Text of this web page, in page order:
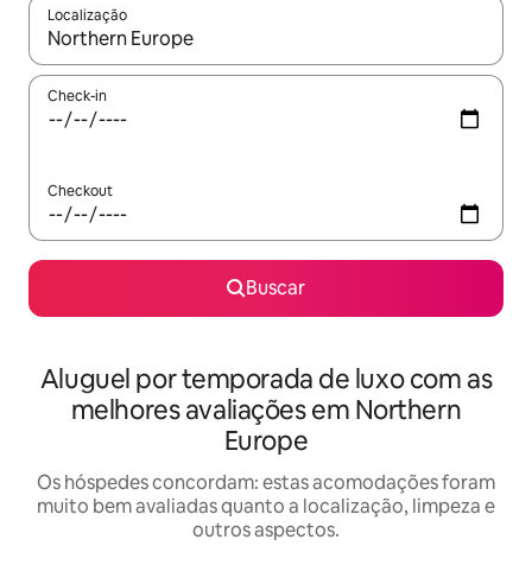
Localização
Quando os resultados estiverem disponíveis, explore-os
Check-in
Checkout
Buscar
Aluguel por temporada de luxo com as
melhores avaliações em Northern
Europe
Os hóspedes concordam: estas acomodações foram
muito bem avaliadas quanto a localização, limpeza e
outros aspectos.